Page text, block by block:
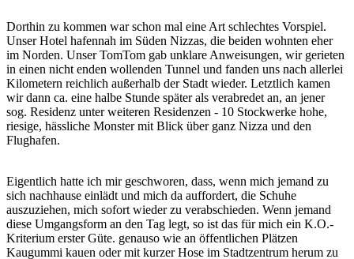
Dorthin zu kommen war schon mal eine Art schlechtes Vorspiel.
Unser Hotel hafennah im Süden Nizzas, die beiden wohnten eher
im Norden. Unser TomTom gab unklare Anweisungen, wir gerieten
in einen nicht enden wollenden Tunnel und fanden uns nach allerlei
Kilometern reichlich außerhalb der Stadt wieder. Letztlich kamen
wir dann ca. eine halbe Stunde später als verabredet an, an jener
sog. Residenz unter weiteren Residenzen - 10 Stockwerke hohe,
riesige, hässliche Monster mit Blick über ganz Nizza und den
Flughafen.
Eigentlich hatte ich mir geschworen, dass, wenn mich jemand zu
sich nachhause einlädt und mich da auffordert, die Schuhe
auszuziehen, mich sofort wieder zu verabschieden. Wenn jemand
diese Umgangsform an den Tag legt, so ist das für mich ein K.O.-
Kriterium erster Güte. genauso wie an öffentlichen Plätzen
Kaugummi kauen oder mit kurzer Hose im Stadtzentrum herum zu